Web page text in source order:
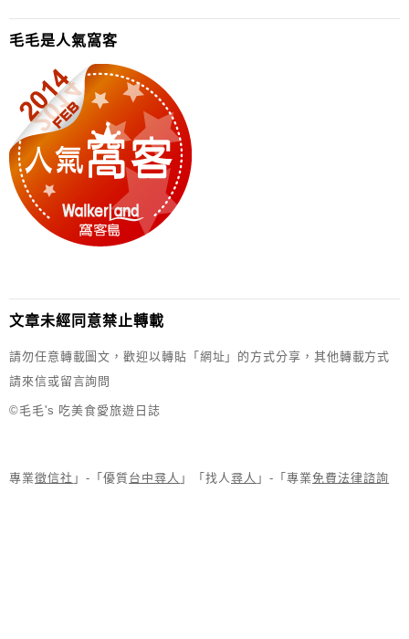
毛毛是人氣窩客
文章未經同意禁止轉載
請勿任意轉載圖文，歡迎以轉貼「網址」的方式分享，其他轉載方式
請來信或留言詢問
©毛毛's 吃美食愛旅遊日誌
專業徵信社 」-「優質台中尋人 」「找人尋人 」-「專業免費法律諮詢